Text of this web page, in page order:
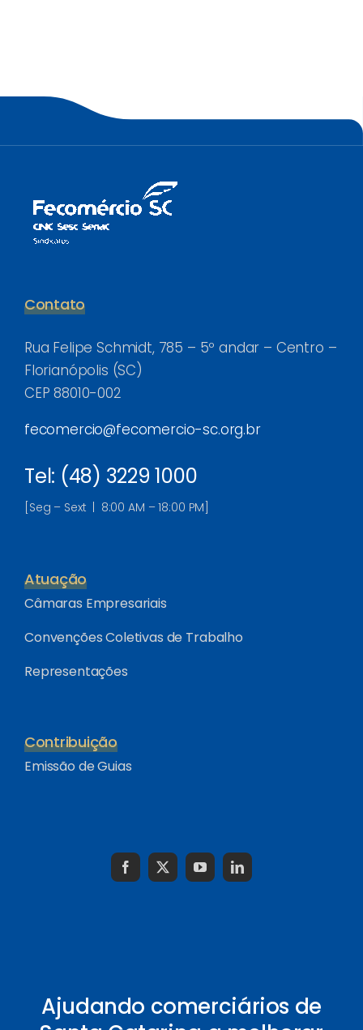
Contato
Rua Felipe Schmidt, 785 – 5º andar – Centro –
Florianópolis (SC)
CEP 88010-002
fecomercio@fecomercio-sc.org.br
Tel: (48) 3229 1000
[Seg – Sext | 8:00 AM – 18:00 PM]
Atuação
Câmaras Empresariais
Convenções Coletivas de Trabalho
Representações
Contribuição
Emissão de Guias
Ajudando comerciários de